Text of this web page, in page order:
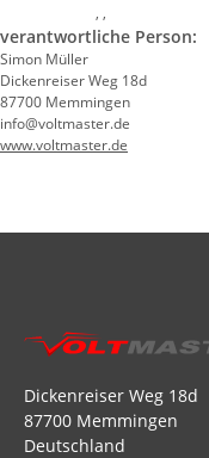
, ,
verantwortliche Person:
Simon Müller
Dickenreiser Weg 18d
87700 Memmingen
info@voltmaster.de
www.voltmaster.de
Dickenreiser Weg 18d
87700 Memmingen
Deutschland